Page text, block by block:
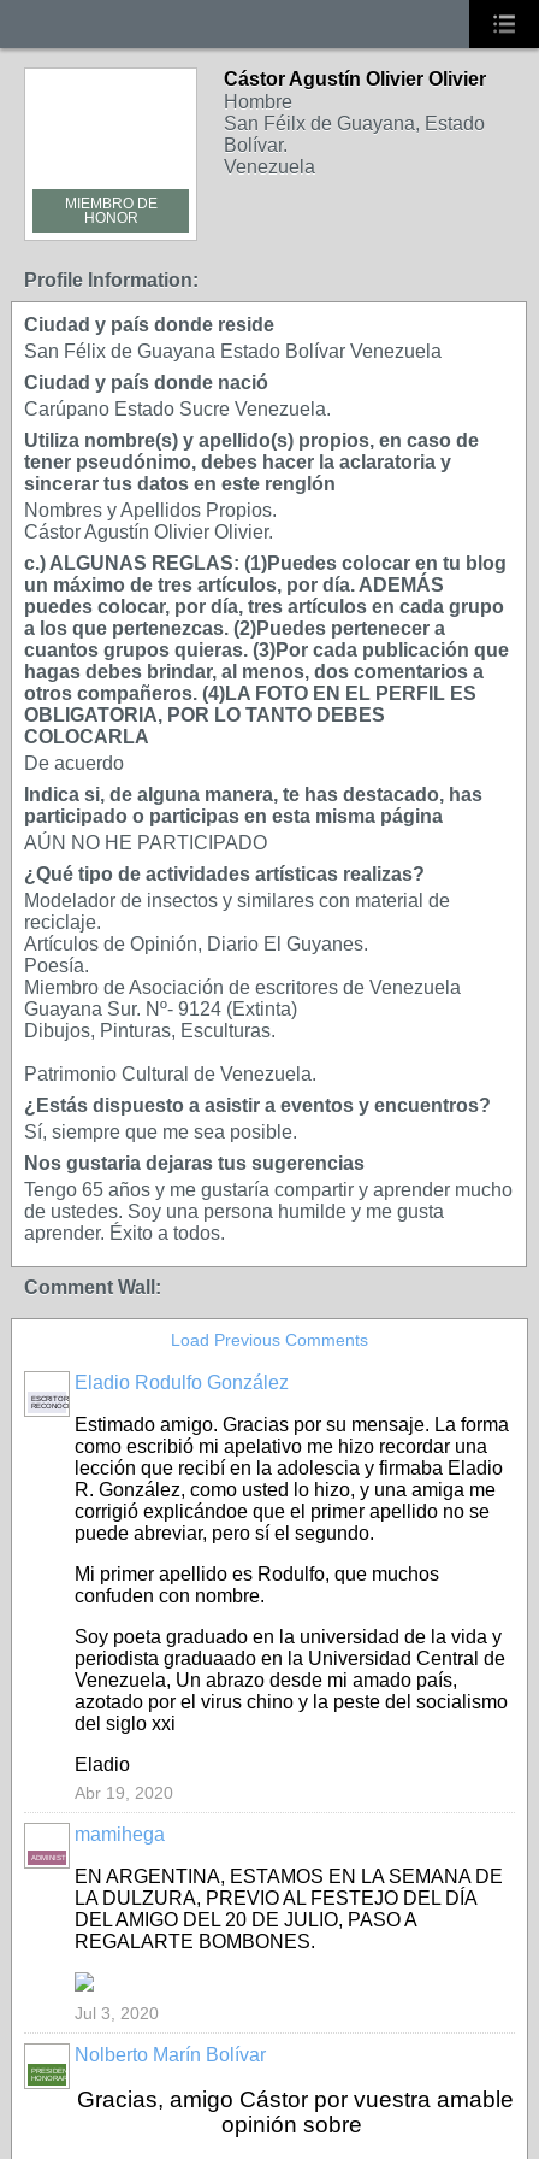
MIEMBRO DE
HONOR
Cástor Agustín Olivier Olivier
Hombre
San Féilx de Guayana, Estado
Bolívar.
Venezuela
Profile Information:
Ciudad y país donde reside
San Félix de Guayana Estado Bolívar Venezuela
Ciudad y país donde nació
Carúpano Estado Sucre Venezuela.
Utiliza nombre(s) y apellido(s) propios, en caso de
tener pseudónimo, debes hacer la aclaratoria y
sincerar tus datos en este renglón
Nombres y Apellidos Propios.
Cástor Agustín Olivier Olivier.
c.) ALGUNAS REGLAS: (1)Puedes colocar en tu blog
un máximo de tres artículos, por día. ADEMÁS
puedes colocar, por día, tres artículos en cada grupo
a los que pertenezcas. (2)Puedes pertenecer a
cuantos grupos quieras. (3)Por cada publicación que
hagas debes brindar, al menos, dos comentarios a
otros compañeros. (4)LA FOTO EN EL PERFIL ES
OBLIGATORIA, POR LO TANTO DEBES
COLOCARLA
De acuerdo
Indica si, de alguna manera, te has destacado, has
participado o participas en esta misma página
AÚN NO HE PARTICIPADO
¿Qué tipo de actividades artísticas realizas?
Modelador de insectos y similares con material de
reciclaje.
Artículos de Opinión, Diario El Guyanes.
Poesía.
Miembro de Asociación de escritores de Venezuela
Guayana Sur. Nº- 9124 (Extinta)
Dibujos, Pinturas, Esculturas.
Patrimonio Cultural de Venezuela.
¿Estás dispuesto a asistir a eventos y encuentros?
Sí, siempre que me sea posible.
Nos gustaria dejaras tus sugerencias
Tengo 65 años y me gustaría compartir y aprender mucho
de ustedes. Soy una persona humilde y me gusta
aprender. Éxito a todos.
Comment Wall:
Load Previous Comments
ESCRITOR
RECONOCIDO
Eladio Rodulfo González
Estimado amigo. Gracias por su mensaje. La forma
como escribió mi apelativo me hizo recordar una
lección que recibí en la adolescia y firmaba Eladio
R. González, como usted lo hizo, y una amiga me
corrigió explicándoe que el primer apellido no se
puede abreviar, pero sí el segundo.
Mi primer apellido es Rodulfo, que muchos
confuden con nombre.
Soy poeta graduado en la universidad de la vida y
periodista graduaado en la Universidad Central de
Venezuela, Un abrazo desde mi amado país,
azotado por el virus chino y la peste del socialismo
del siglo xxi
Eladio
Abr 19, 2020
ADMINISTRADORA
mamihega
EN ARGENTINA, ESTAMOS EN LA SEMANA DE
LA DULZURA, PREVIO AL FESTEJO DEL DÍA
DEL AMIGO DEL 20 DE JULIO, PASO A
REGALARTE BOMBONES.
Jul 3, 2020
PRESIDENTE
HONORARIO
Nolberto Marín Bolívar
Gracias, amigo Cástor por vuestra amable
opinión sobre